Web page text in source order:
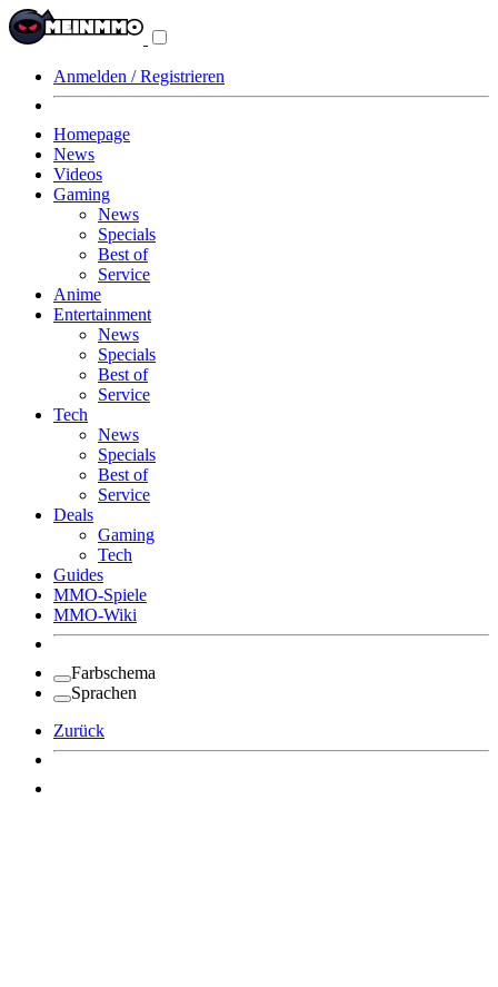
Anmelden / Registrieren
Homepage
News
Videos
Gaming
News
Specials
Best of
Service
Anime
Entertainment
News
Specials
Best of
Service
Tech
News
Specials
Best of
Service
Deals
Gaming
Tech
Guides
MMO-Spiele
MMO-Wiki
Farbschema
Sprachen
Zurück